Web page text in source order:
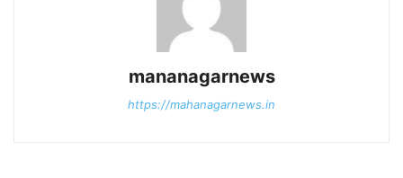
mananagarnews
https://mahanagarnews.in